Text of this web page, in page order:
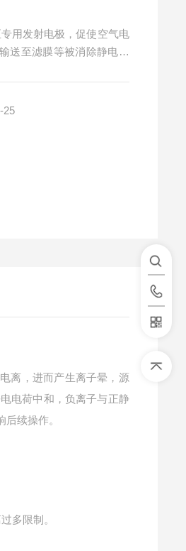
用发射电极，促使空气电
送至滤膜等被消除静电物
25
离，进而产生离子晕，源
电荷中和，负离子与正静
续操作。
多限制。